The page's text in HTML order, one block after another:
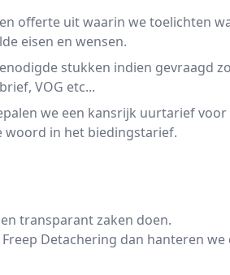
offerte uit waarin we toelichten
eisen en wensen.
stukken indien gevraagd
VOG etc...
we een kansrijk uurtarief
woord in het biedingstarief.
transparant zaken doen.
Freep Detachering dan hanteren